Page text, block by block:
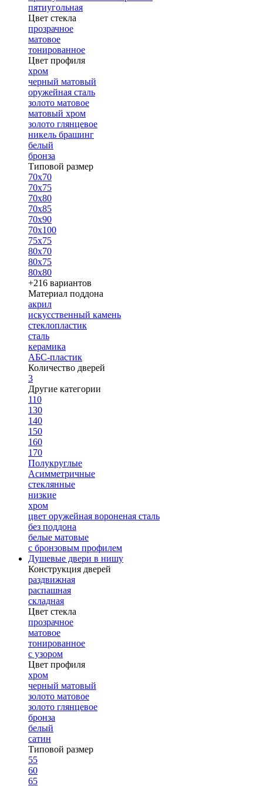
пятиугольная
Цвет стекла
прозрачное
матовое
тонированное
Цвет профиля
хром
черный матовый
оружейная сталь
золото матовое
матовый хром
золото глянцевое
никель брашинг
белый
бронза
Типовой размер
70х70
70х75
70х80
70х85
70х90
70х100
75х75
80х70
80х75
80х80
+216 вариантов
Материал поддона
акрил
искусственный камень
стеклопластик
сталь
керамика
АБС-пластик
Количество дверей
3
Другие категории
110
130
140
150
160
170
Полукруглые
Асимметричные
стеклянные
низкие
хром
цвет оружейная вороненая сталь
без поддона
белые матовые
с бронзовым профилем
Душевые двери в нишу
Конструкция дверей
раздвижная
распашная
складная
Цвет стекла
прозрачное
матовое
тонированное
с узором
Цвет профиля
хром
черный матовый
золото матовое
золото глянцевое
бронза
белый
сатин
Типовой размер
55
60
65